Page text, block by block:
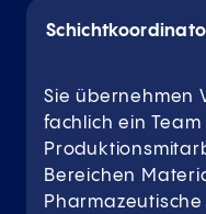
Sie übernehmen
fachlich ein Team
Bereichen